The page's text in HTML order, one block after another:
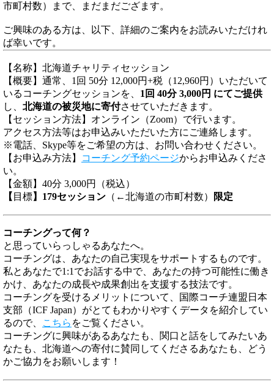
市町村数）まで、まだまだござます。
ご興味のある方は、以下、詳細のご案内をお読みいただけれ
ば幸いです。
【名称】北海道チャリティセッション
【概要】通常、1回 50分 12,000円+税（12,960円）いただいて
いるコーチングセッションを、 1回 40分 3,000円 にてご提供
し、 北海道の被災地に寄付させていただきます。
【セッション方法】オンライン（Zoom）で行います。
アクセス方法等はお申込みいただいた方にご連絡します。
※電話、Skype等をご希望の方は、お問い合わせください。
【お申込み方法】
コーチング予約ページからお申込みくださ
い。
【金額】40分 3,000円（税込）
【 目標】179セッション （←北海道の市町村数） 限定
コーチングって何？
と思っていらっしゃるあなたへ。
コーチングは、あなたの自己実現をサポートするものです。
私とあなたで1:1でお話する中で、あなたの持つ可能性に働き
かけ、あなたの成長や成果創出を支援する技法です。
コーチングを受けるメリットについて、国際コーチ連盟日本
支部（ICF Japan）がとてもわかりやすくデータを紹介してい
るので、
こちら をご覧ください。
コーチングに興味があるあなたも、関口と話をしてみたいあ
なたも、北海道への寄付に賛同してくださるあなたも、どう
かご協力をお願いします！